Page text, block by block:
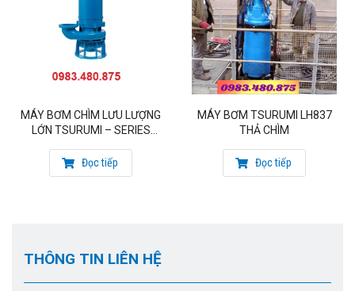
MÁY BƠM CHÌM LƯU LƯỢNG
LỚN TSURUMI – SERIES
Đọc tiếp
MÁY BƠM TSURUMI LH837
THẢ CHÌM
Đọc tiếp
THÔNG TIN LIÊN HỆ